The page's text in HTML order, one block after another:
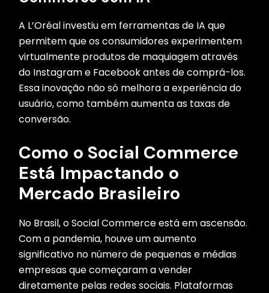
A L’Oréal investiu em ferramentas de IA que
permitem que os consumidores experimentem
virtualmente produtos de maquiagem através
do Instagram e Facebook antes de comprá-los.
Essa inovação não só melhora a experiência do
usuário, como também aumenta as taxas de
conversão.
Como o Social Commerce
Está Impactando o
Mercado Brasileiro
No Brasil, o Social Commerce está em ascensão.
Com a pandemia, houve um aumento
significativo no número de pequenas e médias
empresas que começaram a vender
diretamente pelas redes sociais. Plataformas